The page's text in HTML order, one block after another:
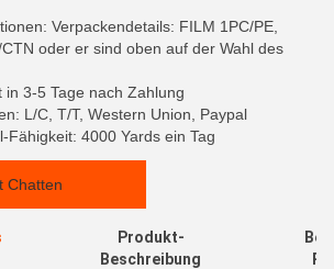
Verpackendetails: FILM 1PC/PE,
oder er sind oben auf der Wahl des
in 3-5 Tage nach Zahlung
L/C, T/T, Western Union, Paypal
Fähigkeit: 4000 Yards ein Tag
Chatten
Produkt-
Beschreibung